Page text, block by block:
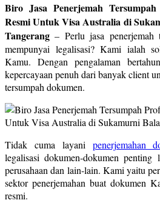
Biro Jasa Penerjemah
Resmi Untuk Visa Australia di
Tangerang – Perlu jasa penerjemah
mempunyai legalisasi? Kami ialah
Kamu. Dengan pengalaman
kepercayaan penuh dari banyak client
tersumpah dokumen.
Tidak cuma layani penerjemahan
legalisasi dokumen-dokumen penting
perusahaan dan lain-lain. Kami yaitu
sektor penerjemahan buat dokumen
resmi.